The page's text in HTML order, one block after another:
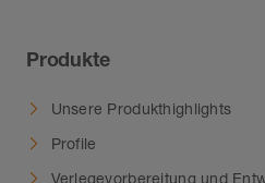
Produkte
Unsere Produkthighlights
Profile
Verlegevorbereitung und